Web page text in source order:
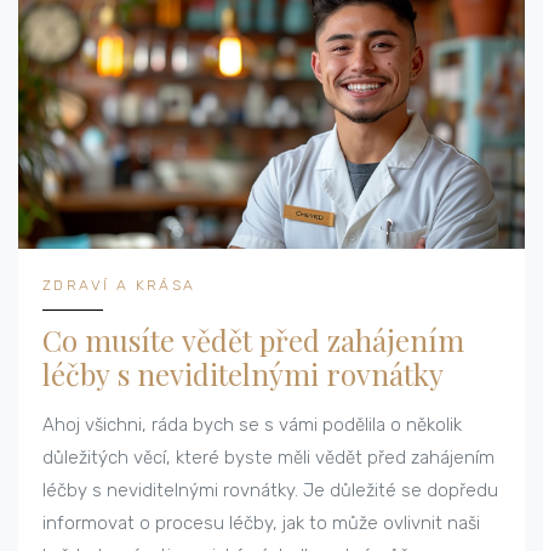
ZDRAVÍ A KRÁSA
Co musíte vědět před zahájením
léčby s neviditelnými rovnátky
Ahoj všichni, ráda bych se s vámi podělila o několik
důležitých věcí, které byste měli vědět před zahájením
léčby s neviditelnými rovnátky. Je důležité se dopředu
informovat o procesu léčby, jak to může ovlivnit naši